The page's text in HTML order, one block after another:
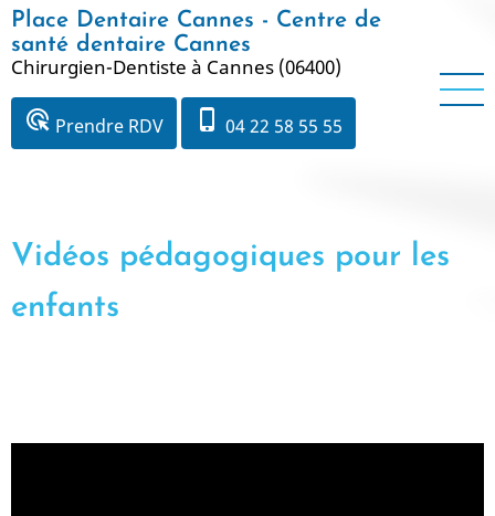
Aller
au
contenu
principal
Place Dentaire Cannes - Centre de
santé dentaire Cannes
Chirurgien-Dentiste à Cannes (06400)
ads_click Prendre RDV phone_iphone 04 22 58 55 55
Vidéos pédagogiques pour les
enfants